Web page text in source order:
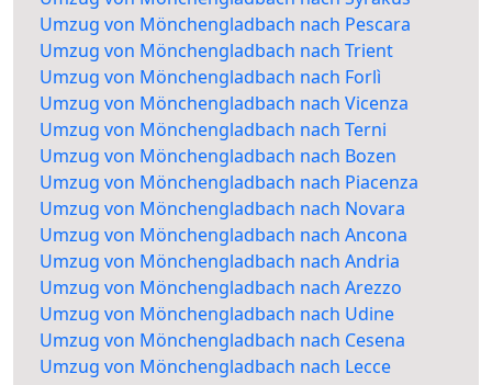
Umzug von Mönchengladbach nach Pescara
Umzug von Mönchengladbach nach Trient
Umzug von Mönchengladbach nach Forlì
Umzug von Mönchengladbach nach Vicenza
Umzug von Mönchengladbach nach Terni
Umzug von Mönchengladbach nach Bozen
Umzug von Mönchengladbach nach Piacenza
Umzug von Mönchengladbach nach Novara
Umzug von Mönchengladbach nach Ancona
Umzug von Mönchengladbach nach Andria
Umzug von Mönchengladbach nach Arezzo
Umzug von Mönchengladbach nach Udine
Umzug von Mönchengladbach nach Cesena
Umzug von Mönchengladbach nach Lecce